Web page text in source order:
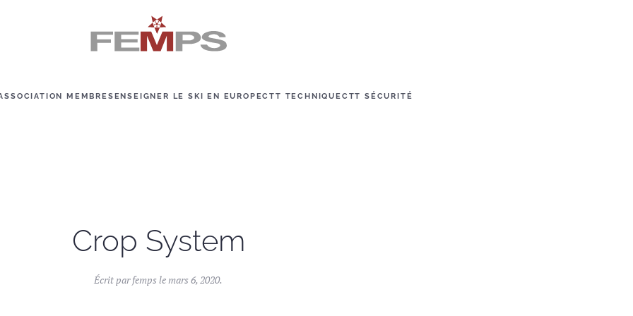
MEMBRES ENSEIGNER LE SKI EN EUROPECTT TECHNIQUECTT SÉCURITÉ
Crop System
Écrit parfempsle mars 6, 2020.